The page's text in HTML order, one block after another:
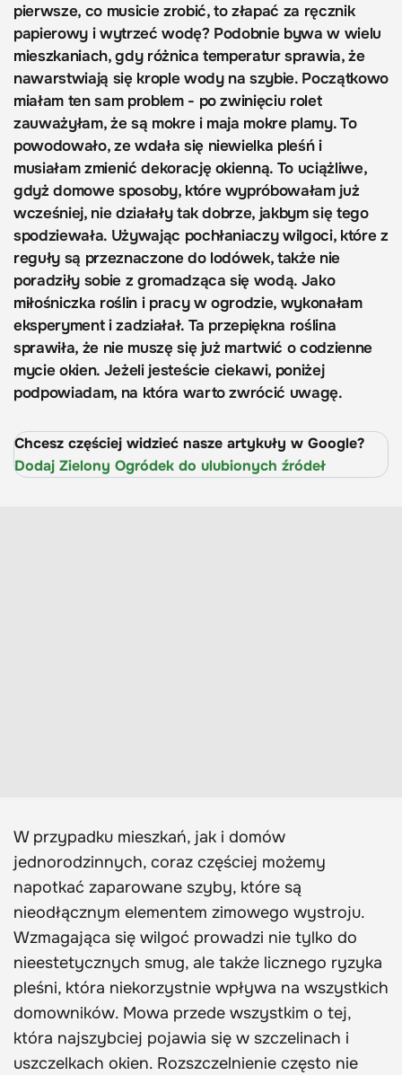
pierwsze, co musicie zrobić, to złapać za ręcznik
papierowy i wytrzeć wodę? Podobnie bywa w wielu
mieszkaniach, gdy różnica temperatur sprawia, że
nawarstwiają się krople wody na szybie. Początkowo
miałam ten sam problem - po zwinięciu rolet
zauważyłam, że są mokre i maja mokre plamy. To
powodowało, ze wdała się niewielka pleśń i
musiałam zmienić dekorację okienną. To uciążliwe,
gdyż domowe sposoby, które wypróbowałam już
wcześniej, nie działały tak dobrze, jakbym się tego
spodziewała. Używając pochłaniaczy wilgoci, które z
reguły są przeznaczone do lodówek, także nie
poradziły sobie z gromadząca się wodą. Jako
miłośniczka roślin i pracy w ogrodzie, wykonałam
eksperyment i zadziałał. Ta przepiękna roślina
sprawiła, że nie muszę się już martwić o codzienne
mycie okien. Jeżeli jesteście ciekawi, poniżej
podpowiadam, na która warto zwrócić uwagę.
Chcesz częściej widzieć nasze artykuły w Google?
Dodaj Zielony Ogródek do ulubionych źródeł
W przypadku mieszkań, jak i domów
jednorodzinnych, coraz częściej możemy
napotkać zaparowane szyby, które są
nieodłącznym elementem zimowego wystroju.
Wzmagająca się wilgoć prowadzi nie tylko do
nieestetycznych smug, ale także licznego ryzyka
pleśni, która niekorzystnie wpływa na wszystkich
domowników. Mowa przede wszystkim o tej,
która najszybciej pojawia się w szczelinach i
uszczelkach okien. Rozszczelnienie często nie